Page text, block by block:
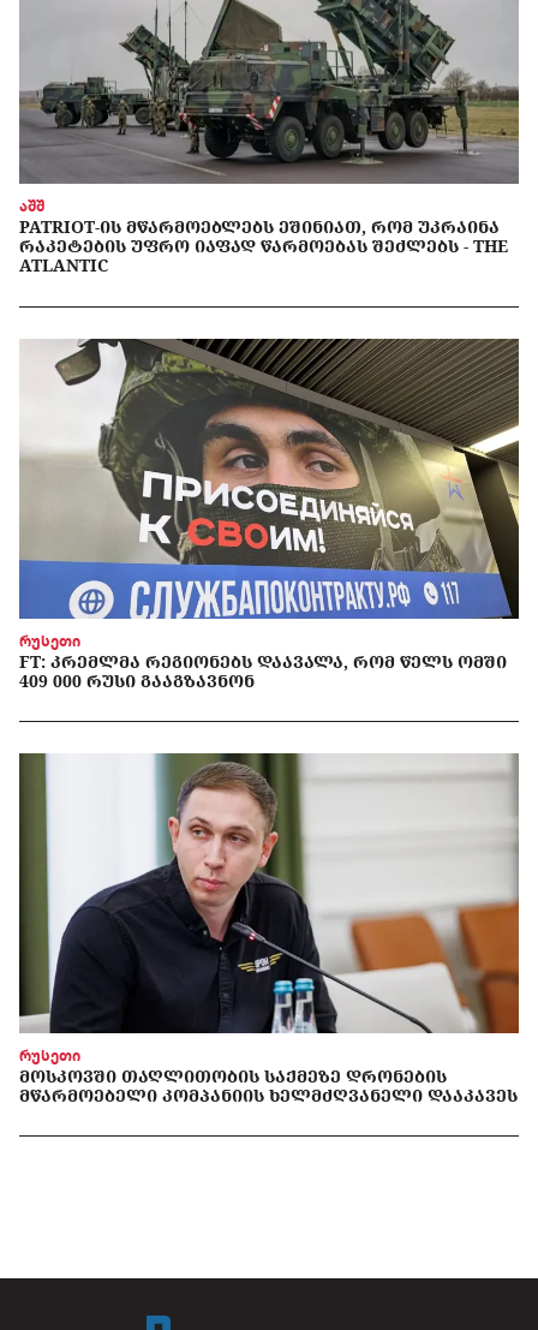
აშშ
PATRIOT-ᲘᲡ ᲛᲬᲐᲠᲛᲝᲔᲑᲚᲔᲑᲡ ᲔᲨᲘᲜᲘᲐᲗ, ᲠᲝᲛ ᲣᲙᲠᲐᲘᲜᲐ
ᲠᲐᲙᲔᲢᲔᲑᲘᲡ ᲣᲤᲠᲝ ᲘᲐᲤᲐᲓ ᲬᲐᲠᲛᲝᲔᲑᲐᲡ ᲨᲔᲫᲚᲔᲑᲡ - THE
ATLANTIC
რუსეთი
FT: ᲙᲠᲔᲛᲚᲛᲐ ᲠᲔᲒᲘᲝᲜᲔᲑᲡ ᲓᲐᲐᲕᲐᲚᲐ, ᲠᲝᲛ ᲬᲔᲚᲡ ᲝᲛᲨᲘ
409 000 ᲠᲣᲡᲘ ᲒᲐᲐᲒᲖᲐᲕᲜᲝᲜ
რუსეთი
ᲛᲝᲡᲙᲝᲕᲨᲘ ᲗᲐᲦᲚᲘᲗᲝᲑᲘᲡ ᲡᲐᲥᲛᲔᲖᲔ ᲓᲠᲝᲜᲔᲑᲘᲡ
ᲛᲬᲐᲠᲛᲝᲔᲑᲔᲚᲘ ᲙᲝᲛᲞᲐᲜᲘᲘᲡ ᲮᲔᲚᲛᲫᲦᲕᲐᲜᲔᲚᲘ ᲓᲐᲐᲙᲐᲕᲔᲡ